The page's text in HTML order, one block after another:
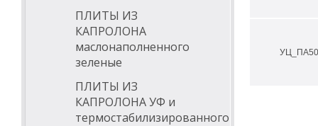
ПЛИТЫ ИЗ
КАПРОЛОНА
маслонаполненного
зеленые
ПЛИТЫ ИЗ
КАПРОЛОНА УФ и
термостабилизированного
ролики